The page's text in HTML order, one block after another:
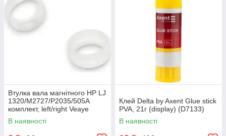
Втулка вала магнітного HP LJ
1320/M2727/P2035/505A
комплект, left/right Veaye
(BSHMR-505U-VE)
В наявності
Клей Delta by Axent Glue stick
PVA, 21г (display) (D7133)
В наявності